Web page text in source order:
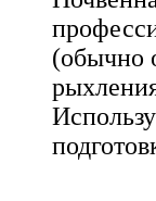
(обычно